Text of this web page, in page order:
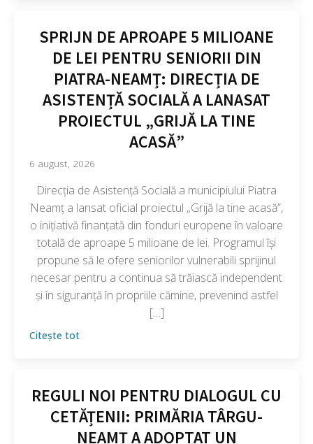
SPRIJN DE APROAPE 5 MILIOANE
DE LEI PENTRU SENIORII DIN
PIATRA-NEAMȚ: DIRECȚIA DE
ASISTENȚĂ SOCIALĂ A LANASAT
PROIECTUL „GRIJĂ LA TINE
ACASĂ”
6 august, 2026
Direcția de Asistență Socială a municipiului Piatra
Neamț a lansat oficial proiectul „Grijă la tine acasă”,
o inițiativă finanțată din fonduri europene în valoare
totală de aproape 5 milioane de lei. Programul își
propune să le ofere seniorilor vulnerabili sprijinul
necesar pentru a continua să trăiască independent
și în siguranță în propriile cămine, prevenind astfel
[…]
Citește tot
REGULI NOI PENTRU DIALOGUL CU
CETĂȚENII: PRIMĂRIA TÂRGU-
NEAMȚ A ADOPTAT UN